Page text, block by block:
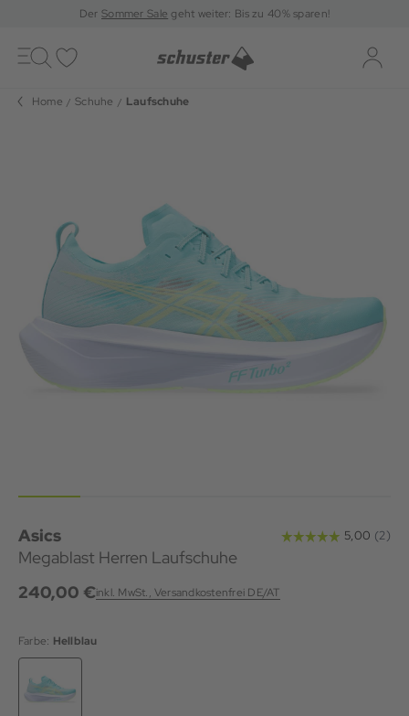
DerSommer Sale geht weiter: Bis zu 40% sparen!
Toggle
navigation
Home Schuhe Laufschuhe
Asics
Megablast Herren Laufschuhe
240,00 €inkl. MwSt., Versandkostenfrei DE/AT
Farbe: Hellblau